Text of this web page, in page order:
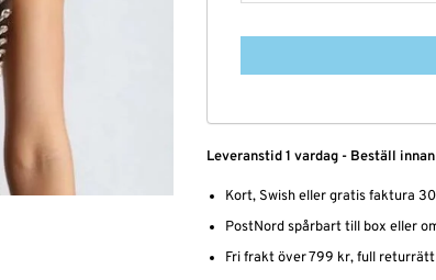
Leveranstid 1 vardag - Beställ
Kort, Swish eller gratis faktura
PostNord spårbart till box eller
Fri frakt över 799 kr, full